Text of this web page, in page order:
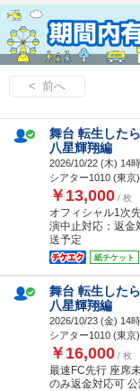
< 前へ
舞台 転生した
八星輝翔編
2026/10/22 (木) 14
シアター1010 (東京)
￥13,000 / 枚
オフィシャル1次
演中止対応：返金
送予定
紙チケット
舞台 転生した
八星輝翔編
2026/10/23 (金) 14
シアター1010 (東京)
￥16,000 / 枚
最速FC先行 座席
のみ返金対応可